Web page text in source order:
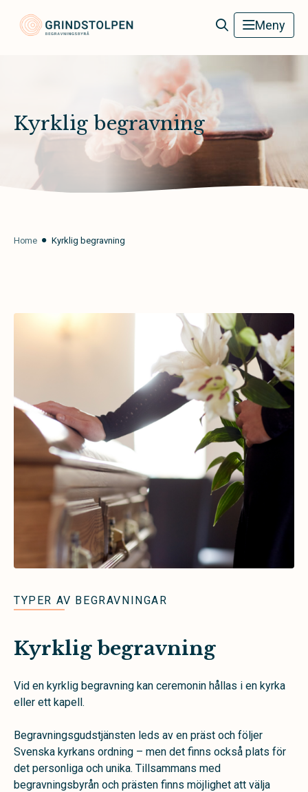
Grindstolpens Begravningsbyrå
Meny
Kyrklig begravning
Home Kyrklig begravning
TYPER AV BEGRAVNINGAR
Kyrklig begravning
Vid en kyrklig begravning kan ceremonin hållas i en kyrka
eller ett kapell.
Begravningsgudstjänsten leds av en präst och följer
Svenska kyrkans ordning – men det finns också plats för
det personliga och unika. Tillsammans med
begravningsbyrån och prästen finns möjlighet att välja